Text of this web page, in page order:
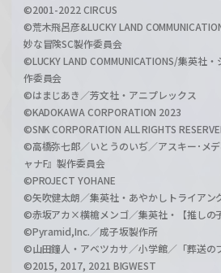
©2001-2022 CIRCUS
©荒木飛呂彦&LUCKY LAND
妙な冒険SC製作委員会
©LUCKY LAND COMMUNICATIONS/集英社
作委員会
©はまじあき／芳文社・アニプレックス
©KADOKAWA CORPORATION 2023
©SNK CORPORATION ALL RIGHTS
©高橋弥七郎／いとうのいぢ／アスキー･メ
ャナF』製作委員会
©PROJECT YOHANE
©矢吹健太朗／集英社・あやかしトライアン
©赤坂アカ×横槍メンゴ／集英社・【推しの
©Pyramid,Inc.／成子坂製作所
©山田鐘人・アベツカサ／小学館／「葬送の
©2015, 2017, 2021 BIGWEST